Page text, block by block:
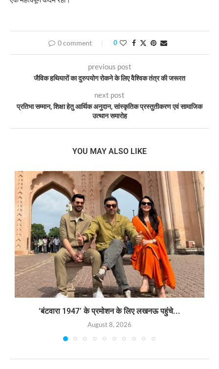
0 comment 0
previous post
जैविक हथियारों का दुरुपयोग रोकने के लिए वैश्विक तंत्र की जरूरत
next post
प्रतिभा सम्मान, शिक्षा हेतु आर्थिक अनुदान, सांस्कृतिक प्रस्तुतीकरण एवं सामाजिक
उत्थान समारोह
YOU MAY ALSO LIKE
‘बंटवारा 1947’ के प्रमोशन के लिए लखनऊ पहुंचे...
August 8, 2026